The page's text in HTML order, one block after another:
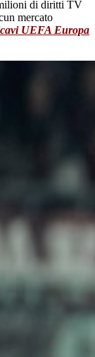
di diritti TV
mercato
UEFA Europa